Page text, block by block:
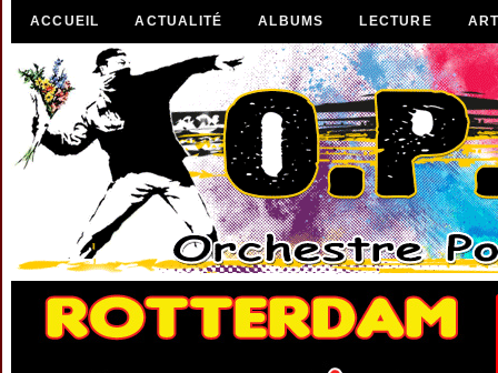
ACCUEIL ACTUALITÉ ALBUMS LECTURE